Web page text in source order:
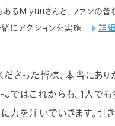
あるMiyuuさんと、ファンの
にアクションを実施
詳
ださった皆様、本当にあり
ではこれからも、1人でも
力を注いでいきます。引